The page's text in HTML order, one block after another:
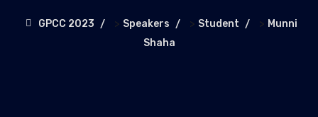
GPCC 2023 > Speakers > Student > Munni
Shaha